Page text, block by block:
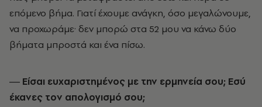
επόμενο βήμα. Γιατί έχουμε ανάγκη, όσο μεγαλώνουμε,
να προχωράμε· δεν μπορώ στα 52 μου να κάνω δύο
βήματα μπροστά και ένα πίσω.
― Είσαι ευχαριστημένος με την ερμηνεία σου; Εσύ
έκανες τον απολογισμό σου;